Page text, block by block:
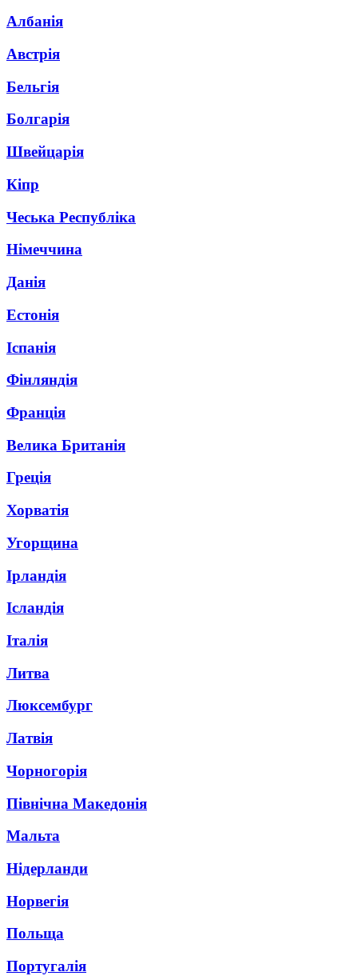
Албанія
Австрія
Бельгія
Болгарія
Швейцарія
Кіпр
Чеська Республіка
Німеччина
Данія
Естонія
Іспанія
Фінляндія
Франція
Велика Британія
Греція
Хорватія
Угорщина
Ірландія
Ісландія
Італія
Литва
Люксембург
Латвія
Чорногорія
Північна Македонія
Мальта
Нідерланди
Норвегія
Польща
Португалія